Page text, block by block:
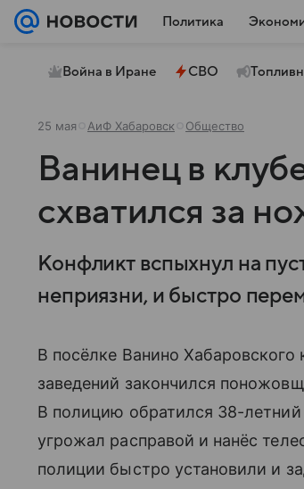
Политика
Война в Иране СВО
25 мая АиФ Хабаровск Общество
Ванинец в
схватился за
Конфликт вспыхнул на
неприязни, и быстро
В посёлке Ванино
заведений закончился
В полицию обратился 38-
угрожал расправой и нанёс
полиции быстро установили и